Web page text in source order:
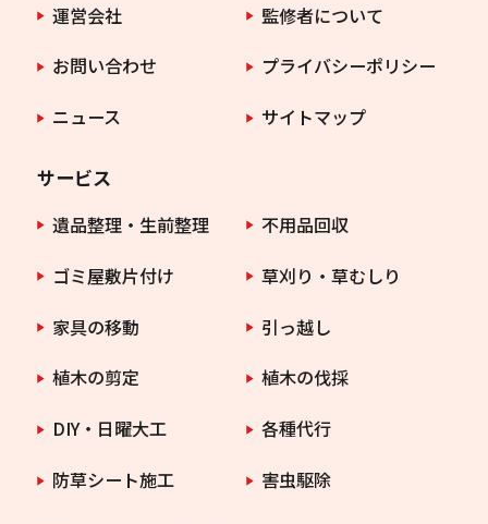
運営会社
監修者について
お問い合わせ
プライバシーポリシー
ニュース
サイトマップ
サービス
遺品整理・生前整理
不用品回収
ゴミ屋敷片付け
草刈り・草むしり
家具の移動
引っ越し
植木の剪定
植木の伐採
DIY・日曜大工
各種代行
防草シート施工
害虫駆除